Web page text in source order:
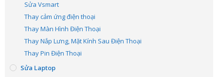
Sửa Vsmart
Thay cảm ứng điện thoại
Thay Màn Hình Điện Thoại
Thay Nắp Lưng, Mặt Kính Sau Điện Thoại
Thay Pin Điện Thoại
Sửa Laptop